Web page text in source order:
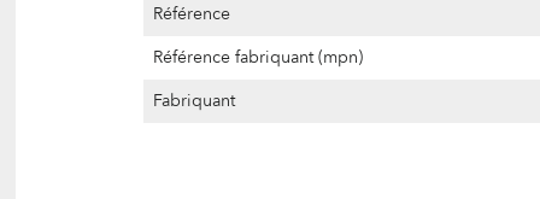
Référence
Référence fabriquant (mpn)
Fabriquant